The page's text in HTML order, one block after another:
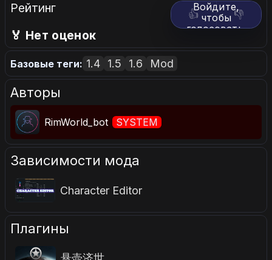
Рейтинг 👍 👎
Войдите,
чтобы
голосовать.
🏅 Нет оценок
Базовые теги: 1.4 1.5 1.6 Mod
Авторы
RimWorld_bot SYSTEM
Зависимости мода
Character Editor
Плагины